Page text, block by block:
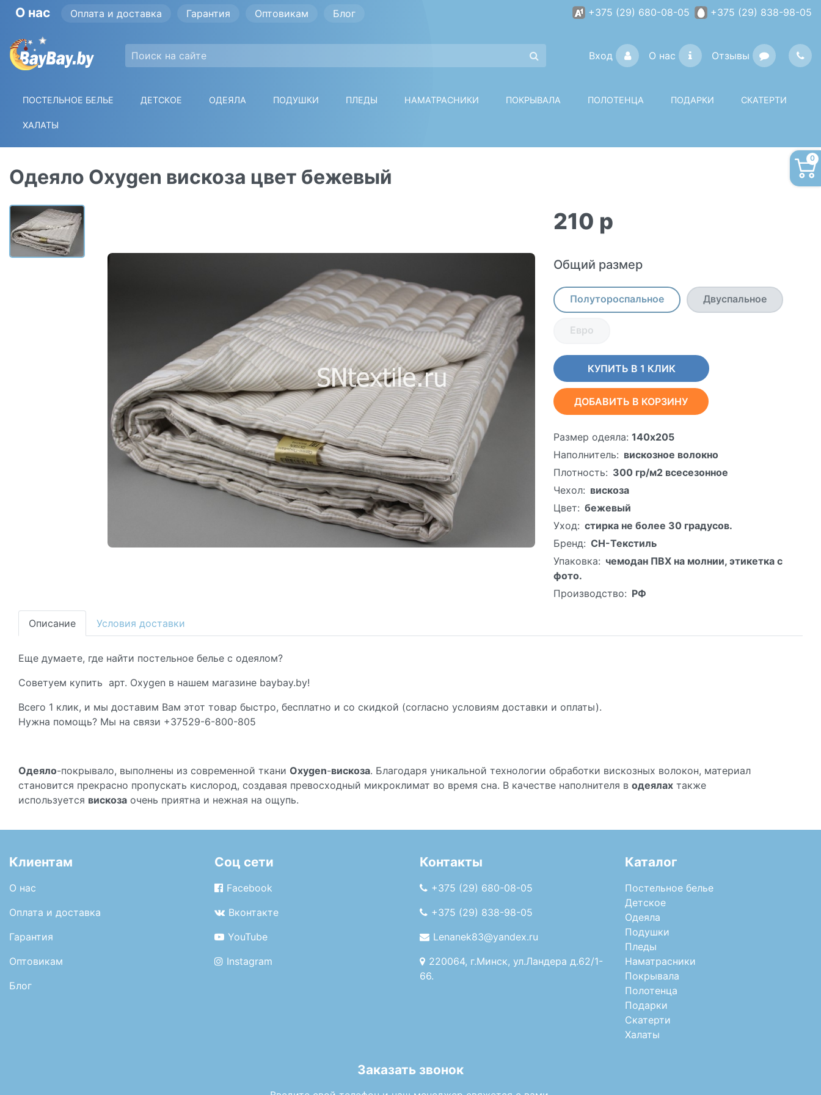
О нас Оплата и доставка Гарантия Оптовикам Блог +375 (29) 680-08-05 +375 (29) 838-98-05
Вход О нас Отзывы
0
ПОСТЕЛЬНОЕ БЕЛЬЕ ДЕТСКОЕ ОДЕЯЛА ПОДУШКИ ПЛЕДЫ НАМАТРАСНИКИ ПОКРЫВАЛА ПОЛОТЕНЦА ПОДАРКИ СКАТЕРТИ
ХАЛАТЫ
Одеяло Oxygen вискоза цвет бежевый
210 p
Общий размер
Полутороспальное Двуспальное
Евро
КУПИТЬ В 1 КЛИК
ДОБАВИТЬ В КОРЗИНУ
Размер одеяла: 140х205
Наполнитель: вискозное волокно
Плотность: 300 гр/м2 всесезонное
Чехол: вискоза
Цвет: бежевый
Уход: стирка не более 30 градусов.
Бренд: СН-Текстиль
Упаковка: чемодан ПВХ на молнии, этикетка с
фото.
Производство: РФ
Описание Условия доставки
Еще думаете, где найти постельное белье с одеялом?
Советуем купить арт. Oxygen в нашем магазине baybay.by!
Всего 1 клик, и мы доставим Вам этот товар быстро, бесплатно и со скидкой (согласно условиям доставки и оплаты).
Нужна помощь? Мы на связи +37529-6-800-805
Одеяло-покрывало, выполнены из современной ткани Oxygen-вискоза. Благодаря уникальной технологии обработки вискозных волокон, материал
становится прекрасно пропускать кислород, создавая превосходный микроклимат во время сна. В качестве наполнителя в одеялах также
используется вискоза очень приятна и нежная на ощупь.
Клиентам
О нас
Оплата и доставка
Гарантия
Оптовикам
Блог
Соц сети
Facebook
Вконтакте
YouTube
Instagram
Контакты
+375 (29) 680-08-05
+375 (29) 838-98-05
Lenanek83@yandex.ru
220064, г.Минск, ул.Ландера д.62/1-
66.
Каталог
Постельное белье
Детское
Одеяла
Подушки
Пледы
Наматрасники
Покрывала
Полотенца
Подарки
Скатерти
Халаты
Заказать звонок